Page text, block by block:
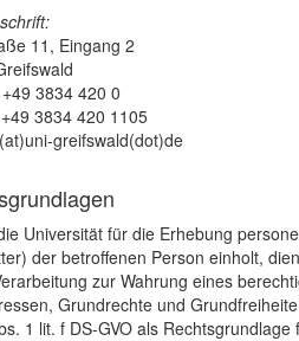
11, Eingang 2
3834 420 0
3834 420 1105
greifswald(dot)de
Universität für die Erhebung
der betroffenen Person einholt,
zur Wahrung eines
Grundrechte und
1 lit. f DS-GVO als